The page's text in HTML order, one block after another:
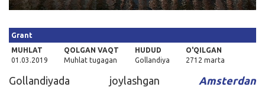
Grant
MUHLAT
01.03.2019
QOLGAN VAQT
Muhlat tugagan
HUDUD
Gollandiya
O'QILGAN
2712 marta
Gollandiyada joylashgan Amsterdan